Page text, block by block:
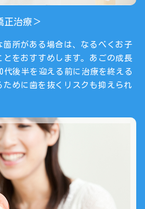
正治療＞
所がある場合は、なるべくお子
とをおすすめします。あごの成長
代後半を迎える前に治療を終える
めに歯を抜くリスクも抑えられ